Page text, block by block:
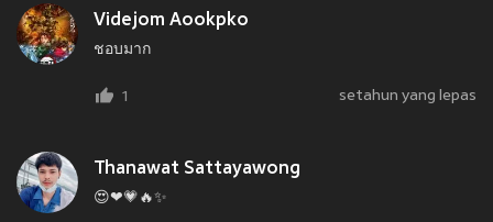
Videjom Aookpko
ชอบมาก
1 setahun yang lepas
Thanawat Sattayawong
😍❤💗🔥✨